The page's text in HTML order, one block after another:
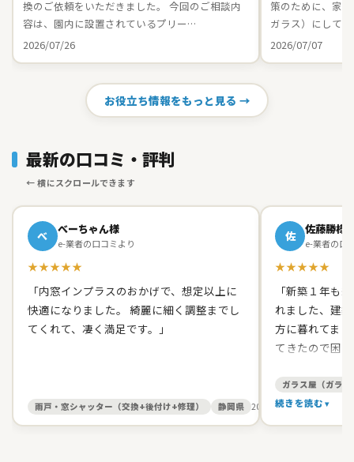
換のご依頼をいただきました。 今回のご相談内
容は、園内に設置されているプリー…
2026/07/26
策のために、家
ガラス）にして
2026/07/07
お役立ち情報をもっと見る →
最新の口コミ・評判
べ べーちゃん様
e-業者の口コミより
★★★★★
「内窓インプラスのおかげで、想定以上に
快適になりました。 綺麗に細く調整までし
てくれて、凄く満足です。」
雨戸・窓シャッター（交換+後付け+修理） 静岡県 2026/05/27
佐 佐藤勝様
e-業者の口
★★★★★
「新築１年も
れました、建
方に暮れてま
てきたので困
た。 有償でし
て、バッチリ
す。 信頼出来
ガラス屋（ガラ
続きを読む